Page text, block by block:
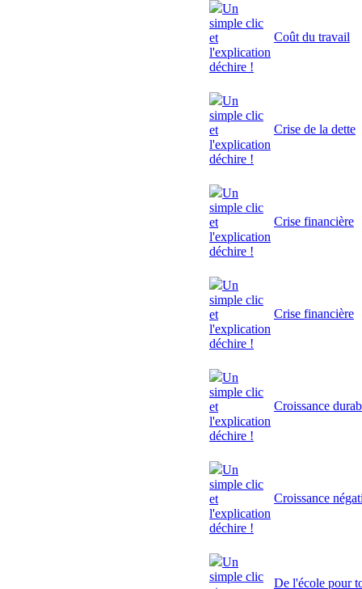
Un
simple clic
et
l'explication
déchire !
Coût du travail
Un
simple clic
et
l'explication
déchire !
Crise de la dette
Un
simple clic
et
l'explication
déchire !
Crise financière
Un
simple clic
et
l'explication
déchire !
Crise financière
Un
simple clic
et
l'explication
déchire !
Croissance
Un
simple clic
et
l'explication
déchire !
Croissance
Un
simple clic
De l'école pour